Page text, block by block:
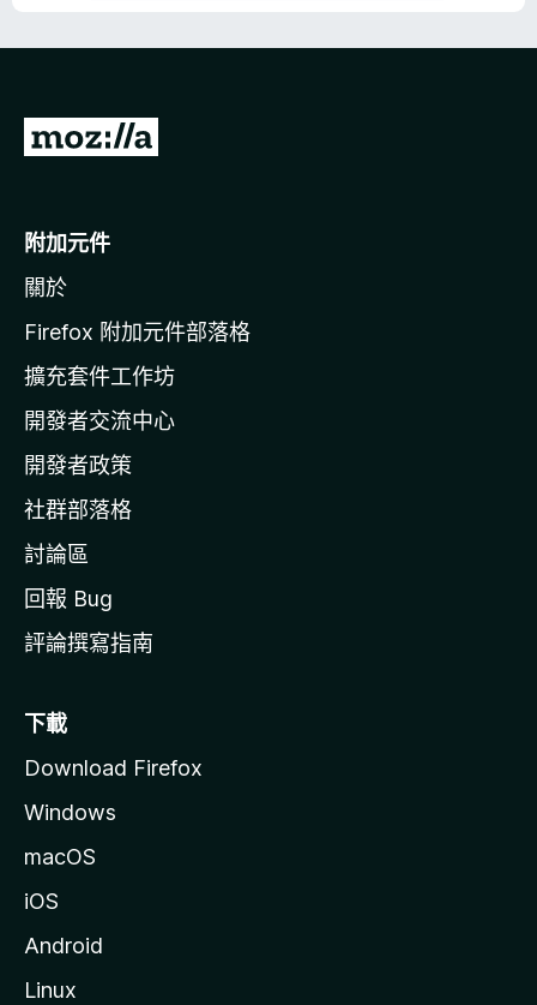
有
前
o
i
l
a
官
網
附加元件
關於
Firefox 附加元件部落格
擴充套件工作坊
開發者交流中心
開發者政策
社群部落格
討論區
回報 Bug
評論撰寫指南
下載
Download Firefox
Windows
macOS
iOS
Android
Linux